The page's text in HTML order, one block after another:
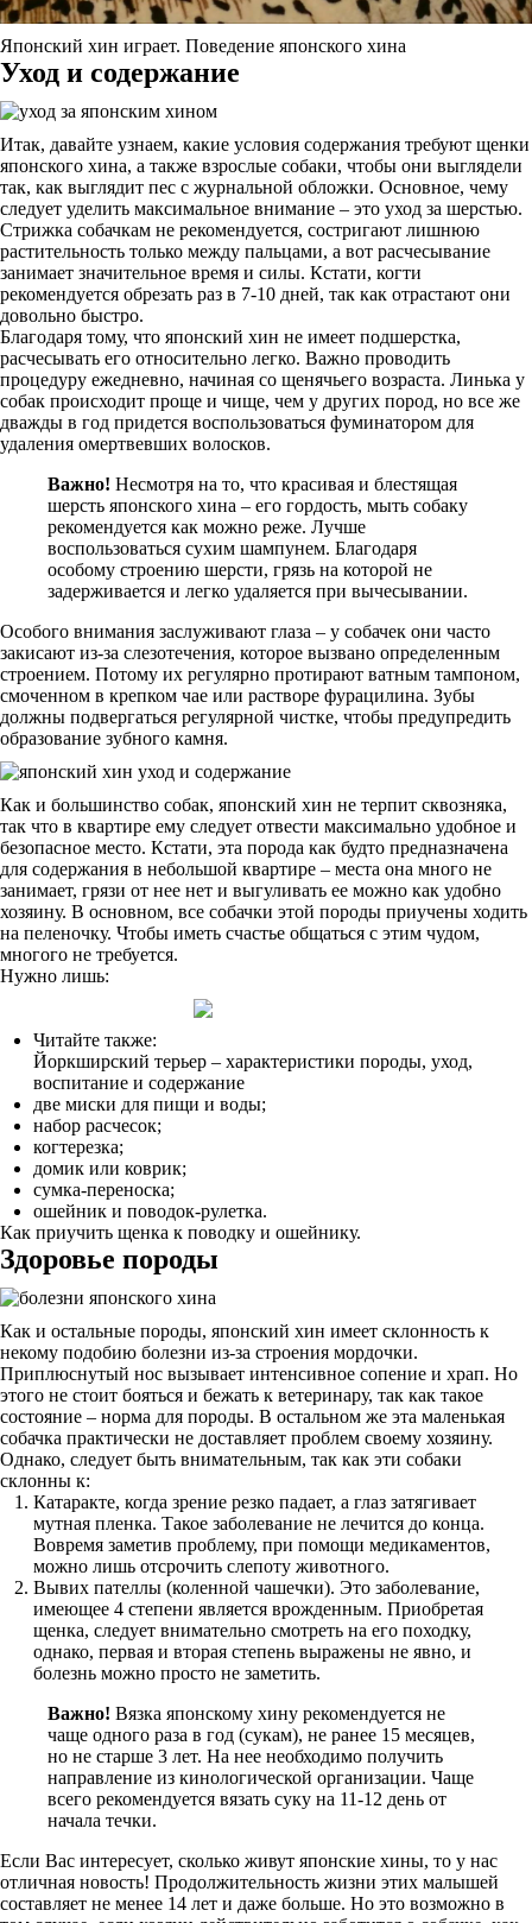
Японский хин играет. Поведение японского хина
Уход и содержание
Итак, давайте узнаем, какие условия содержания требуют щенки
японского хина, а также взрослые собаки, чтобы они выглядели
так, как выглядит пес с журнальной обложки. Основное, чему
следует уделить максимальное внимание – это уход за шерстью.
Стрижка собачкам не рекомендуется, состригают лишнюю
растительность только между пальцами, а вот расчесывание
занимает значительное время и силы. Кстати, когти
рекомендуется обрезать раз в 7-10 дней, так как отрастают они
довольно быстро.
Благодаря тому, что японский хин не имеет подшерстка,
расчесывать его относительно легко. Важно проводить
процедуру ежедневно, начиная со щенячьего возраста. Линька у
собак происходит проще и чище, чем у других пород, но все же
дважды в год придется воспользоваться фуминатором для
удаления омертвевших волосков.
Важно! Несмотря на то, что красивая и блестящая
шерсть японского хина – его гордость, мыть собаку
рекомендуется как можно реже. Лучше
воспользоваться сухим шампунем. Благодаря
особому строению шерсти, грязь на которой не
задерживается и легко удаляется при вычесывании.
Особого внимания заслуживают глаза – у собачек они часто
закисают из-за слезотечения, которое вызвано определенным
строением. Потому их регулярно протирают ватным тампоном,
смоченном в крепком чае или растворе фурацилина. Зубы
должны подвергаться регулярной чистке, чтобы предупредить
образование зубного камня.
Как и большинство собак, японский хин не терпит сквозняка,
так что в квартире ему следует отвести максимально удобное и
безопасное место. Кстати, эта порода как будто предназначена
для содержания в небольшой квартире – места она много не
занимает, грязи от нее нет и выгуливать ее можно как удобно
хозяину. В основном, все собачки этой породы приучены ходить
на пеленочку. Чтобы иметь счастье общаться с этим чудом,
многого не требуется.
Нужно лишь:
Читайте также:
Йоркширский терьер – характеристики породы, уход,
воспитание и содержание
две миски для пищи и воды;
набор расчесок;
когтерезка;
домик или коврик;
сумка-переноска;
ошейник и поводок-рулетка.
Как приучить щенка к поводку и ошейнику.
Здоровье породы
Как и остальные породы, японский хин имеет склонность к
некому подобию болезни из-за строения мордочки.
Приплюснутый нос вызывает интенсивное сопение и храп. Но
этого не стоит бояться и бежать к ветеринару, так как такое
состояние – норма для породы. В остальном же эта маленькая
собачка практически не доставляет проблем своему хозяину.
Однако, следует быть внимательным, так как эти собаки
склонны к:
Катаракте, когда зрение резко падает, а глаз затягивает
мутная пленка. Такое заболевание не лечится до конца.
Вовремя заметив проблему, при помощи медикаментов,
можно лишь отсрочить слепоту животного.
Вывих пателлы (коленной чашечки). Это заболевание,
имеющее 4 степени является врожденным. Приобретая
щенка, следует внимательно смотреть на его походку,
однако, первая и вторая степень выражены не явно, и
болезнь можно просто не заметить.
Важно! Вязка японскому хину рекомендуется не
чаще одного раза в год (сукам), не ранее 15 месяцев,
но не старше 3 лет. На нее необходимо получить
направление из кинологической организации. Чаще
всего рекомендуется вязать суку на 11-12 день от
начала течки.
Если Вас интересует, сколько живут японские хины, то у нас
отличная новость! Продолжительность жизни этих малышей
составляет не менее 14 лет и даже больше. Но это возможно в